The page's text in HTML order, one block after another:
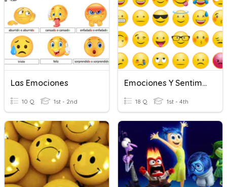
Las Emociones
10 Q 1st - 2nd
Emociones Y Sentimientos
18 Q 1st - 4th